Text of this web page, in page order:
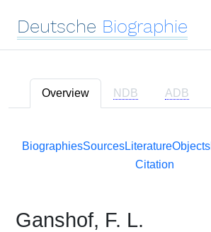
Deutsche Biographie
Overview NDB ADB
BiographiesSourcesLiteratureObjects
Citation
Ganshof, F. L.